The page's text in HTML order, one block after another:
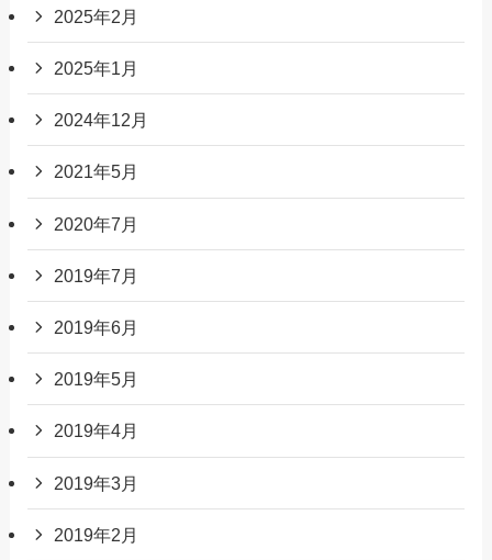
2025年2月
2025年1月
2024年12月
2021年5月
2020年7月
2019年7月
2019年6月
2019年5月
2019年4月
2019年3月
2019年2月